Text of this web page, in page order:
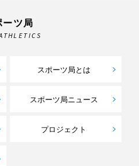
ーツ局
スポーツ局とは
スポーツ局ニュース
プロジェクト